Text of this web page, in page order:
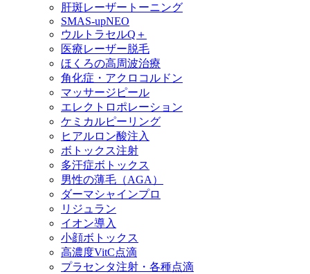
肝斑レーザートーニング
SMAS-upNEO
ウルトラセルQ＋
医療レーザー脱毛
ほくろの高周波治療
角化症・アクロコルドン
マッサージピール
エレクトロポレーション
ケミカルピーリング
ヒアルロン酸注入
ボトックス注射
多汗症ボトックス
男性の薄毛（AGA）
ダーマシャインプロ
リジュラン
イオン導入
小顔ボトックス
高濃度VitC点滴
プラセンタ注射・各種点滴